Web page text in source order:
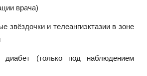
врача)
звёздочки и телеангиэктазии в зоне
диабет (только под наблюдением